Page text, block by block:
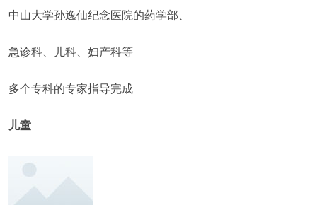
中山大学孙逸仙纪念医院的药学部、
急诊科、儿科、妇产科等
多个专科的专家指导完成
儿童